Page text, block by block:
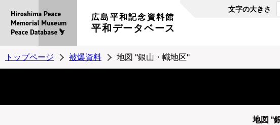
広島平和記念資料館
平和データベース
文字の大きさ
トップページ 被爆資料 地図 "銀山・幟地区"
地図 "